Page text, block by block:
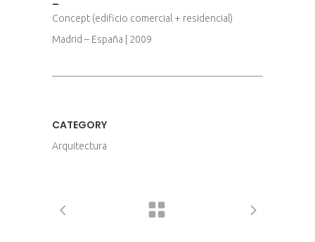
Concept (edificio comercial + residencial)
Madrid – España | 2009
CATEGORY
Arquitectura